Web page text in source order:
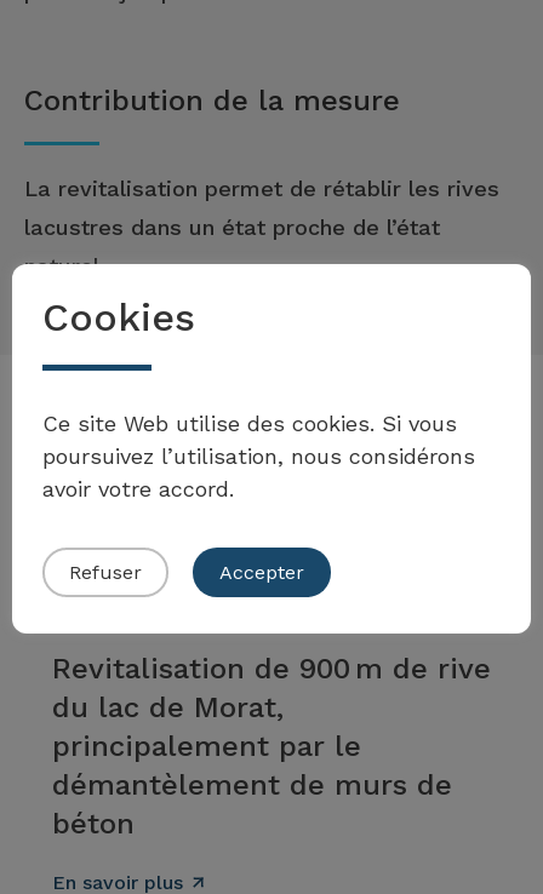
Contribution de la mesure
La revitalisation permet de rétablir les rives
lacustres dans un état proche de l’état
naturel.
Souhaitez-vous enrichir la
boîte à outils ?
Exemples de mise en œuvre des
mesures
Vully-les-Lacs et Avenches
Revitalisation de 900 m de rive
du lac de Morat,
principalement par le
démantèlement de murs de
béton
En savoir plus
Cookies
Ce site Web utilise des cookies. Si vous
poursuivez l’utilisation, nous considérons
avoir votre accord.
Refuser Accepter